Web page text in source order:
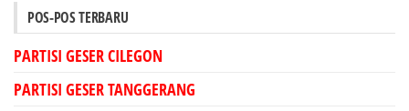
POS-POS TERBARU
PARTISI GESER CILEGON
PARTISI GESER TANGGERANG